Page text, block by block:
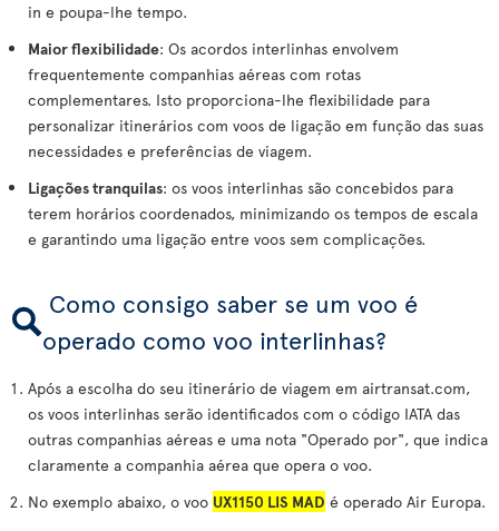
in e poupa-lhe tempo.
Maior flexibilidade: Os acordos interlinhas envolvem
frequentemente companhias aéreas com rotas
complementares. Isto proporciona-lhe flexibilidade para
personalizar itinerários com voos de ligação em função das suas
necessidades e preferências de viagem.
Ligações tranquilas: os voos interlinhas são concebidos para
terem horários coordenados, minimizando os tempos de escala
e garantindo uma ligação entre voos sem complicações.
Como consigo saber se um voo é
operado como voo interlinhas?
Após a escolha do seu itinerário de viagem em airtransat.com,
os voos interlinhas serão identificados com o código IATA das
outras companhias aéreas e uma nota "Operado por", que indica
claramente a companhia aérea que opera o voo.
No exemplo abaixo, o voo UX1150 LIS MAD é operado Air Europa.